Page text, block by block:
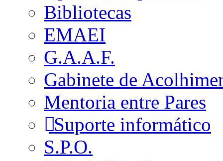
Bibliotecas
EMAEI
G.A.A.F.
Gabinete de
Mentoria entre Pares
Suporte informático
S.P.O.